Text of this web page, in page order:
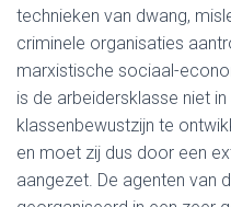
technieken van dwang,
criminele organisaties
marxistische sociaal-
is de arbeidersklasse niet
klassenbewustzijn te
en moet zij dus door een
aangezet. De agenten van